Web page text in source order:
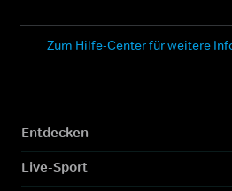
Zum Hilfe-Center für weitere
Entdecken
Live-Sport